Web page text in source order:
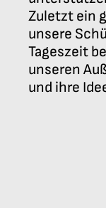
Zuletzt ein
unsere
Tageszeit
unseren
und ihre